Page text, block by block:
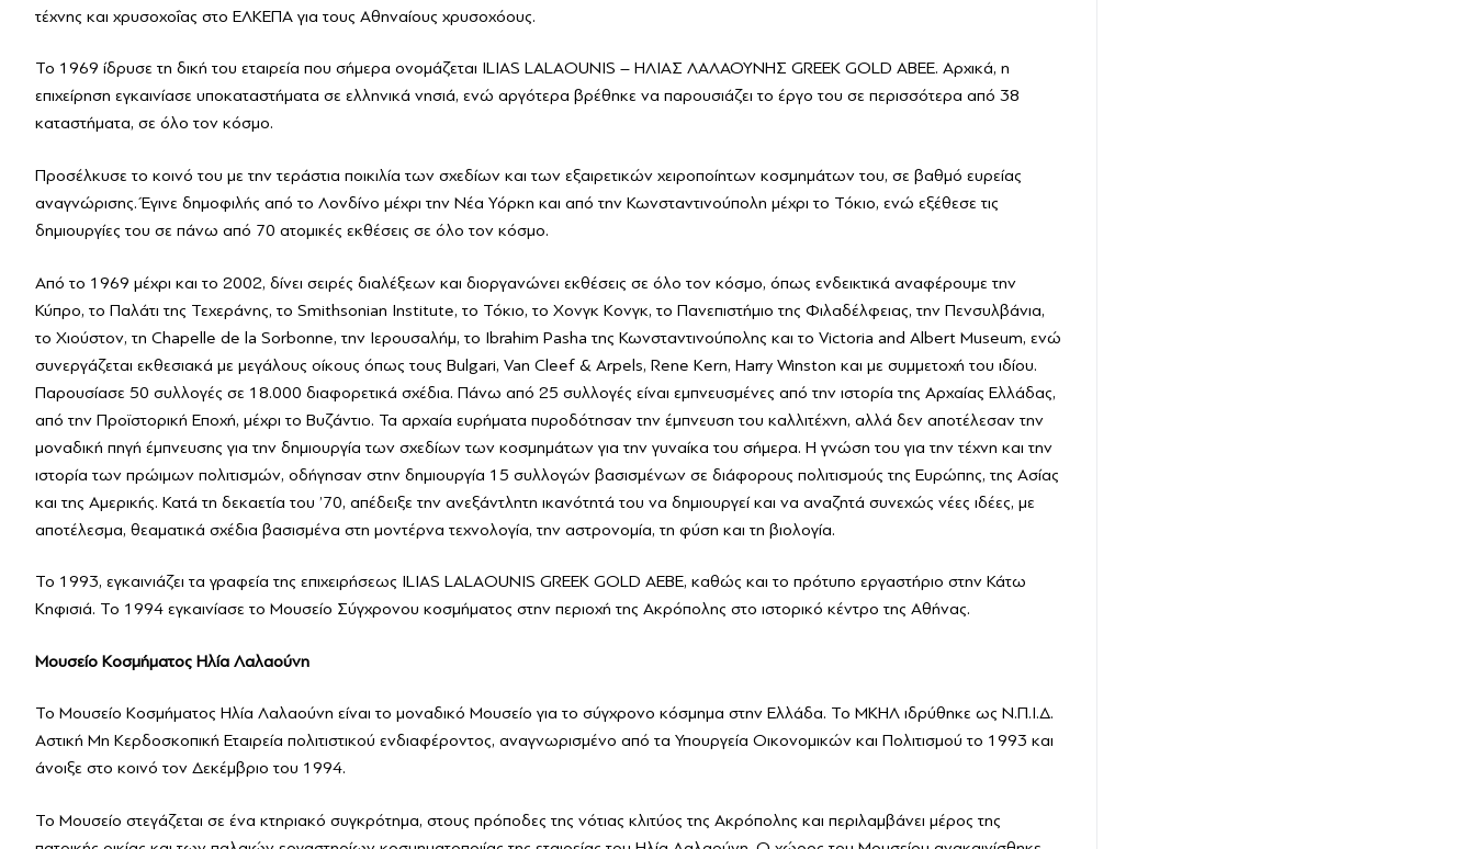
τέχνης και χρυσοχοΐας στο ΕΛΚΕΠΑ για τους Αθηναίους χρυσοχόους.
Το 1969 ίδρυσε τη δική του εταιρεία που σήμερα ονομάζεται ILIAS LALAOUNIS – ΗΛΙΑΣ ΛΑΛΑΟΥΝΗΣ GREEK GOLD ΑΒΕΕ. Αρχικά, η
επιχείρηση εγκαινίασε υποκαταστήματα σε ελληνικά νησιά, ενώ αργότερα βρέθηκε να παρουσιάζει το έργο του σε περισσότερα από 38
καταστήματα, σε όλο τον κόσμο.
Προσέλκυσε το κοινό του με την τεράστια ποικιλία των σχεδίων και των εξαιρετικών χειροποίητων κοσμημάτων του, σε βαθμό ευρείας
αναγνώρισης. Έγινε δημοφιλής από το Λονδίνο μέχρι την Νέα Υόρκη και από την Κωνσταντινούπολη μέχρι το Τόκιο, ενώ εξέθεσε τις
δημιουργίες του σε πάνω από 70 ατομικές εκθέσεις σε όλο τον κόσμο.
Από το 1969 μέχρι και το 2002, δίνει σειρές διαλέξεων και διοργανώνει εκθέσεις σε όλο τον κόσμο, όπως ενδεικτικά αναφέρουμε την
Κύπρο, το Παλάτι της Τεχεράνης, το Smithsonian Institute, το Τόκιο, το Χονγκ Κονγκ, το Πανεπιστήμιο της Φιλαδέλφειας, την Πενσυλβάνια,
το Χιούστον, τη Chapelle de la Sorbonne, την Ιερουσαλήμ, το Ibrahim Pasha της Κωνσταντινούπολης και το Victoria and Albert Museum, ενώ
συνεργάζεται εκθεσιακά με μεγάλους οίκους όπως τους Bulgari, Van Cleef & Arpels, Rene Kern, Harry Winston και με συμμετοχή του ιδίου.
Παρουσίασε 50 συλλογές σε 18.000 διαφορετικά σχέδια. Πάνω από 25 συλλογές είναι εμπνευσμένες από την ιστορία της Αρχαίας Ελλάδας,
από την Προϊστορική Εποχή, μέχρι το Βυζάντιο. Τα αρχαία ευρήματα πυροδότησαν την έμπνευση του καλλιτέχνη, αλλά δεν αποτέλεσαν την
μοναδική πηγή έμπνευσης για την δημιουργία των σχεδίων των κοσμημάτων για την γυναίκα του σήμερα. Η γνώση του για την τέχνη και την
ιστορία των πρώιμων πολιτισμών, οδήγησαν στην δημιουργία 15 συλλογών βασισμένων σε διάφορους πολιτισμούς της Ευρώπης, της Ασίας
και της Αμερικής. Κατά τη δεκαετία του ’70, απέδειξε την ανεξάντλητη ικανότητά του να δημιουργεί και να αναζητά συνεχώς νέες ιδέες, με
αποτέλεσμα, θεαματικά σχέδια βασισμένα στη μοντέρνα τεχνολογία, την αστρονομία, τη φύση και τη βιολογία.
To 1993, εγκαινιάζει τα γραφεία της επιχειρήσεως ILIAS LALAOUNIS GREEK GOLD ΑΕΒΕ, καθώς και το πρότυπο εργαστήριο στην Κάτω
Κηφισιά. Το 1994 εγκαινίασε το Μουσείο Σύγχρονου κοσμήματος στην περιοχή της Ακρόπολης στο ιστορικό κέντρο της Αθήνας.
Μουσείο Κοσμήματος Ηλία Λαλαούνη
Το Μουσείο Κοσμήματος Ηλία Λαλαούνη είναι το μοναδικό Μουσείο για το σύγχρονο κόσμημα στην Ελλάδα. Το ΜΚΗΛ ιδρύθηκε ως Ν.Π.Ι.Δ.
Αστική Mη Κερδοσκοπική Εταιρεία πολιτιστικού ενδιαφέροντος, αναγνωρισμένο από τα Υπουργεία Οικονομικών και Πολιτισμού το 1993 και
άνοιξε στο κοινό τον Δεκέμβριο του 1994.
Το Μουσείο στεγάζεται σε ένα κτηριακό συγκρότημα, στους πρόποδες της νότιας κλιτύος της Ακρόπολης και περιλαμβάνει μέρος της